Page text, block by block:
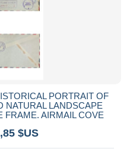
PORTRAIT OF
NATURAL LANDSCAPE
FRAME. AIRMAIL COVE
$US